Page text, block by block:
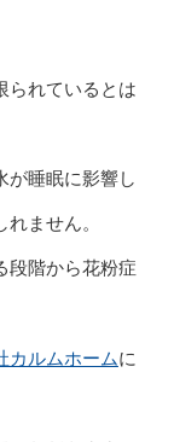
られているとは
が睡眠に影響し
ません。
段階から花粉症
カルムホームに